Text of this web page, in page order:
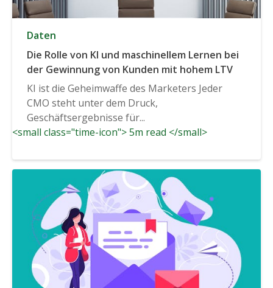
Daten
Die Rolle von KI und maschinellem Lernen bei
der Gewinnung von Kunden mit hohem LTV
KI ist die Geheimwaffe des Marketers Jeder
CMO steht unter dem Druck,
Geschäftsergebnisse für...
<small class="time-icon"> 5m read </small>